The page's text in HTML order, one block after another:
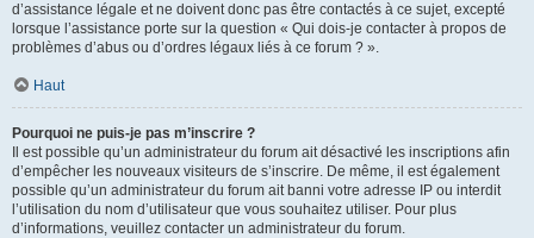
d’assistance légale et ne doivent donc pas être contactés à ce sujet, excepté
lorsque l’assistance porte sur la question « Qui dois-je contacter à propos de
problèmes d’abus ou d’ordres légaux liés à ce forum ? ».
Haut
Pourquoi ne puis-je pas m’inscrire ?
Il est possible qu’un administrateur du forum ait désactivé les inscriptions afin
d’empêcher les nouveaux visiteurs de s’inscrire. De même, il est également
possible qu’un administrateur du forum ait banni votre adresse IP ou interdit
l’utilisation du nom d’utilisateur que vous souhaitez utiliser. Pour plus
d’informations, veuillez contacter un administrateur du forum.